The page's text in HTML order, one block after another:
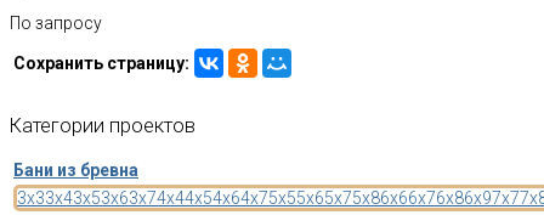
По запросу
Сохранить страницу:
Категории проектов
Бани из бревна
3x33x43x53x63x74x44x54x64x75x55x65x75x86x66x76x86x97x7